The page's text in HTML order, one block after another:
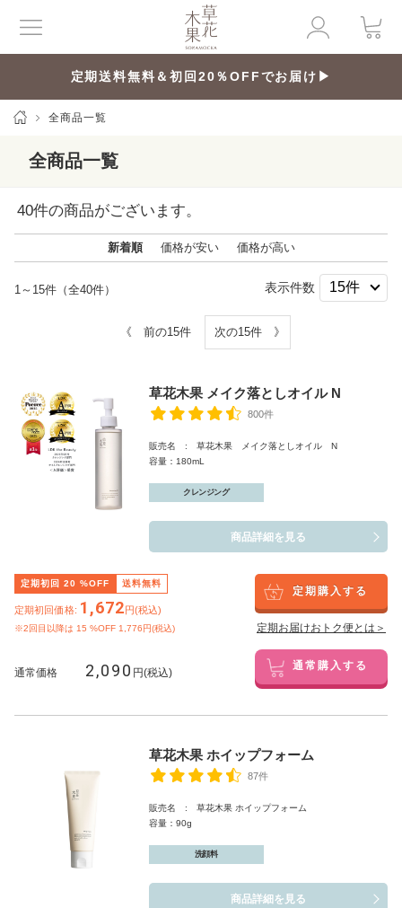
定期送料無料＆初回20％OFFでお届け▶
全商品一覧
全商品一覧
40件の商品がございます。
新着順 価格が安い 価格が高い
1～15件（全40件） 表示件数
《 前の15件 次の15件 》
草花木果 メイク落としオイル N
800件
販売名 : 草花木果 メイク落としオイル N
容量：180mL
クレンジング
商品詳細を見る
定期初回 20 %OFF 送料無料
定期初回価格: 1,672円(税込)
※2回目以降は 15 %OFF 1,776円(税込)
定期購入する
定期お届けおトク便とは＞
通常価格 2,090 円(税込) 通常購入する
草花木果 ホイップフォーム
87件
販売名 : 草花木果 ホイップフォーム
容量：90g
洗顔料
商品詳細を見る